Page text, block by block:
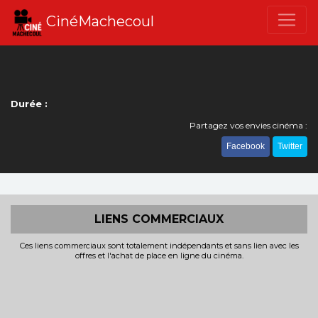
CinéMachecoul
Durée :
Partagez vos envies cinéma :
Facebook Twitter
LIENS COMMERCIAUX
Ces liens commerciaux sont totalement indépendants et sans lien avec les
offres et l'achat de place en ligne du cinéma.